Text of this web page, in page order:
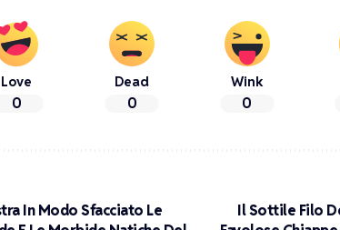
Love
0
Dead
0
Wink
0
In Modo Sfacciato Le
Il Sottile Filo